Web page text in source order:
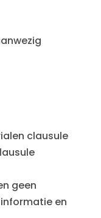
clausule
geen
en